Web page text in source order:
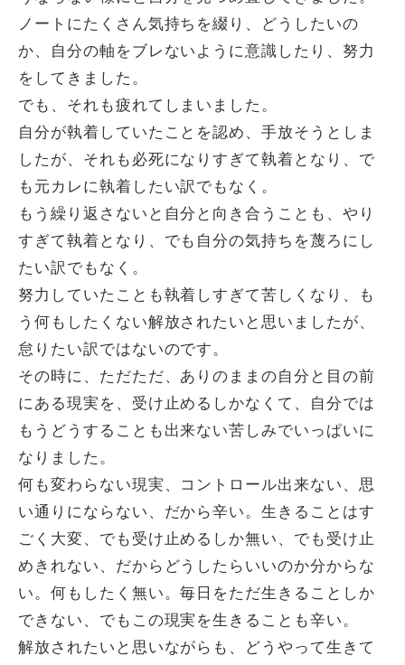
ノートにたくさん気持ちを綴り、どうしたいの
か、自分の軸をブレないように意識したり、努力
をしてきました。
でも、それも疲れてしまいました。
自分が執着していたことを認め、手放そうとしま
したが、それも必死になりすぎて執着となり、で
も元カレに執着したい訳でもなく。
もう繰り返さないと自分と向き合うことも、やり
すぎて執着となり、でも自分の気持ちを蔑ろにし
たい訳でもなく。
努力していたことも執着しすぎて苦しくなり、も
う何もしたくない解放されたいと思いましたが、
怠りたい訳ではないのです。
その時に、ただただ、ありのままの自分と目の前
にある現実を、受け止めるしかなくて、自分では
もうどうすることも出来ない苦しみでいっぱいに
なりました。
何も変わらない現実、コントロール出来ない、思
い通りにならない、だから辛い。生きることはす
ごく大変、でも受け止めるしか無い、でも受け止
めきれない、だからどうしたらいいのか分からな
い。何もしたく無い。毎日をただ生きることしか
できない、でもこの現実を生きることも辛い。
解放されたいと思いながらも、どうやって生きて